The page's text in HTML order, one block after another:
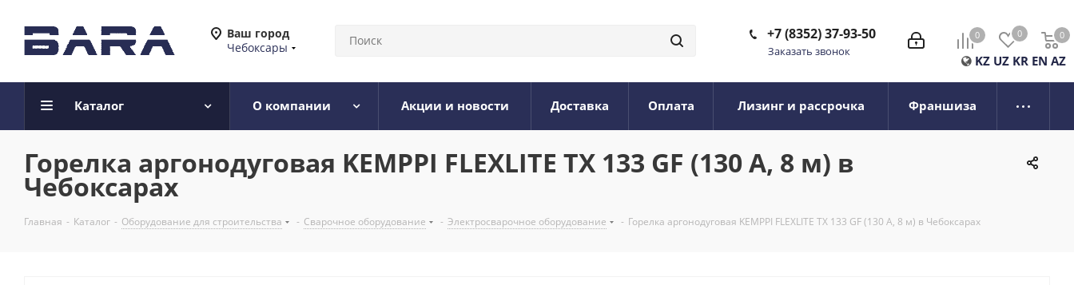
Ваш город
Чебоксары
0 0 0
0
KZ UZ KR EN AZ
+7 (8352) 37-93-50
Заказать звонок
Каталог О компании Акции и новости Доставка Оплата Лизинг и рассрочка Франшиза
Горелка аргонодуговая KEMPPI FLEXLITE TX 133 GF (130 А, 8 м) в
Чебоксарах
Главная - Каталог - Оборудование для строительства - Сварочное оборудование - Электросварочное оборудование - Горелка аргонодуговая KEMPPI FLEXLITE TX 133 GF (130 А, 8 м) в Чебоксарах